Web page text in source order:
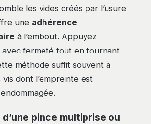
les vides créés par l’usure
une adhérence
à l’embout. Appuyez
avec fermeté tout en tournant
méthode suffit souvent à
dont l’empreinte est
d’une pince multiprise ou